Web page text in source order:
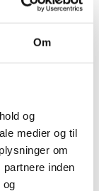
Om
og
medier og til
om
inden
og
tallerkener
og
først med